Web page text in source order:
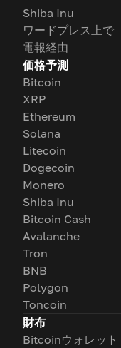
Shiba Inu
ワードプレス上で
電報経由
価格予測
Bitcoin
XRP
Ethereum
Solana
Litecoin
Dogecoin
Monero
Shiba Inu
Bitcoin Cash
Avalanche
Tron
BNB
Polygon
Toncoin
財布
Bitcoinウォレット